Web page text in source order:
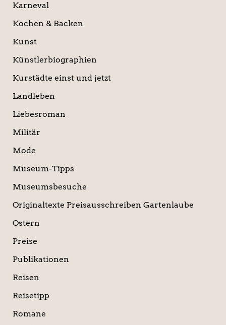
Karneval
Kochen & Backen
Kunst
Künstlerbiographien
Kurstädte einst und jetzt
Landleben
Liebesroman
Militär
Mode
Museum-Tipps
Museumsbesuche
Originaltexte Preisausschreiben Gartenlaube
Ostern
Preise
Publikationen
Reisen
Reisetipp
Romane